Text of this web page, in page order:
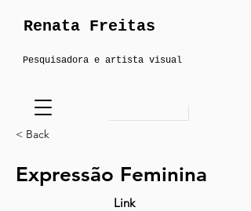
Pesquisadora e artista visual
Renata Freitas
< Back
Expressão Feminina
Link